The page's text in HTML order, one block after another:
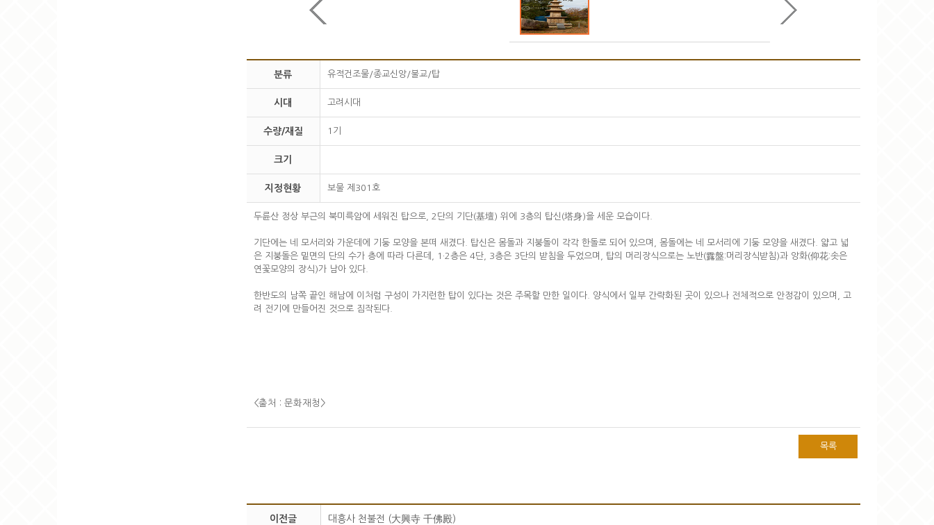
분류 유적건조물/종교신앙/불교/탑
시대 고려시대
수량/재질 1기
크기
지정현황 보물 제301호
두륜산 정상 부근의 북미륵암에 세워진 탑으로, 2단의 기단(基壇) 위에 3층의 탑신(塔身)을 세운 모습이다.
기단에는 네 모서리와 가운데에 기둥 모양을 본떠 새겼다. 탑신은 몸돌과 지붕돌이 각각 한돌로 되어 있으며, 몸돌에는 네 모서리에 기둥 모양을 새겼다. 얇고 넓
은 지붕돌은 밑면의 단의 수가 층에 따라 다른데, 1·2층은 4단, 3층은 3단의 받침을 두었으며, 탑의 머리장식으로는 노반(露盤:머리장식받침)과 앙화(仰花:솟은
연꽃모양의 장식)가 남아 있다.
한반도의 남쪽 끝인 해남에 이처럼 구성이 가지런한 탑이 있다는 것은 주목할 만한 일이다. 양식에서 일부 간략화된 곳이 있으나 전체적으로 안정감이 있으며, 고
려 전기에 만들어진 것으로 짐작된다.
<출처 : 문화재청 >
목록
이전글 대흥사 천불전 (大興寺 千佛殿)